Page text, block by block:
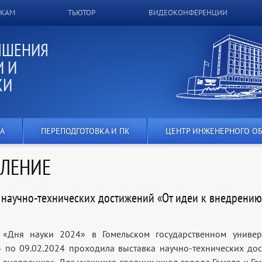
ТЬЮТОР ВИДЕОКОНФЕРЕНЦИИ
И
ПЕРЕПОДГОТОВКА И ПК ЦЕНТР ИНЖЕНЕРНОГО
технических достижений «От идеи к
науки 2024» в Гомельском государственном
по 09.02.2024 проходила выставка научно-технических